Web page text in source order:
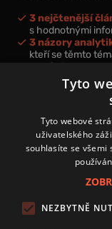
3 nejčtenější
s hodnotnými
3 názory
kteří se těmto
nová videa a
k prohloubení
Přihlášením k
zpracování osobních
Zásady používání
Tyto
Tyto webové
uživatelského
souhlasíte se všemi
NEZBYTNĚ